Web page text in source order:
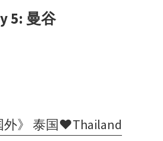
5: 曼谷
外》 泰国♥Thailand